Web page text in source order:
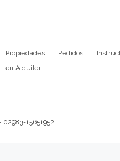
Propiedades
en Alquiler
Pedidos
15651952